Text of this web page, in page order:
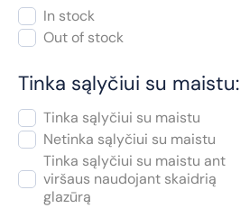
In stock
Out of stock
Tinka sąlyčiui su maistu:
Tinka sąlyčiui su maistu
Netinka sąlyčiui su maistu
Tinka sąlyčiui su maistu ant
viršaus naudojant skaidrią
glazūrą